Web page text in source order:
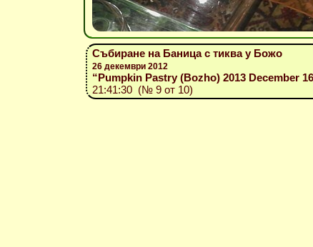
Събиране на Баница с тиква у Божо
26 декември 2012
“Pumpkin Pastry (Bozho) 2013 December
21:41:30 (№ 9 от 10)